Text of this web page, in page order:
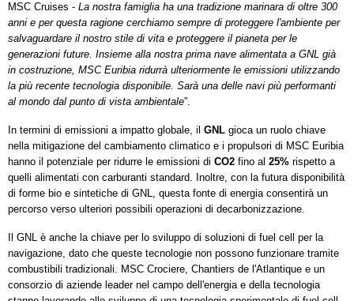
MSC Cruises - La nostra famiglia ha una tradizione marinara di oltre 300
anni e per questa ragione cerchiamo sempre di proteggere l'ambiente per
salvaguardare il nostro stile di vita e proteggere il pianeta per le
generazioni future. Insieme alla nostra prima nave alimentata a GNL già
in costruzione, MSC Euribia ridurrà ulteriormente le emissioni utilizzando
la più recente tecnologia disponibile. Sarà una delle navi più performanti
al mondo dal punto di vista ambientale”.
In termini di emissioni a impatto globale, il GNL gioca un ruolo chiave
nella mitigazione del cambiamento climatico e i propulsori di MSC Euribia
hanno il potenziale per ridurre le emissioni di CO2 fino al 25% rispetto a
quelli alimentati con carburanti standard. Inoltre, con la futura disponibilità
di forme bio e sintetiche di GNL, questa fonte di energia consentirà un
percorso verso ulteriori possibili operazioni di decarbonizzazione.
Il GNL è anche la chiave per lo sviluppo di soluzioni di fuel cell per la
navigazione, dato che queste tecnologie non possono funzionare tramite
combustibili tradizionali. MSC Crociere, Chantiers de l'Atlantique e un
consorzio di aziende leader nel campo dell'energia e della tecnologia